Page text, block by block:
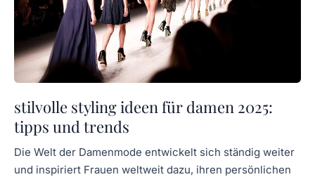
stilvolle styling ideen für damen 2025:
tipps und trends
Die Welt der Damenmode entwickelt sich ständig weiter
und inspiriert Frauen weltweit dazu, ihren persönlichen